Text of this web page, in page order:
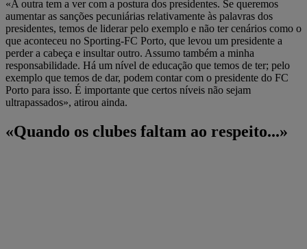
«A outra tem a ver com a postura dos presidentes. Se queremos
aumentar as sanções pecuniárias relativamente às palavras dos
presidentes, temos de liderar pelo exemplo e não ter cenários como o
que aconteceu no Sporting-FC Porto, que levou um presidente a
perder a cabeça e insultar outro. Assumo também a minha
responsabilidade. Há um nível de educação que temos de ter; pelo
exemplo que temos de dar, podem contar com o presidente do FC
Porto para isso. É importante que certos níveis não sejam
ultrapassados», atirou ainda.
«Quando os clubes faltam ao respeito...»